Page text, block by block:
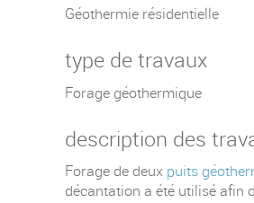
Géothermie résidentielle
type de travaux
Forage géothermique
description des
Forage de deux puits
décantation a été utilisé afin